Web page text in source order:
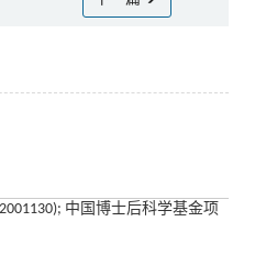
中国博士后科学基金项